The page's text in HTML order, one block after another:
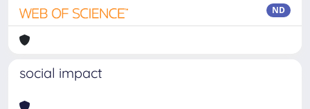
ND
social impact